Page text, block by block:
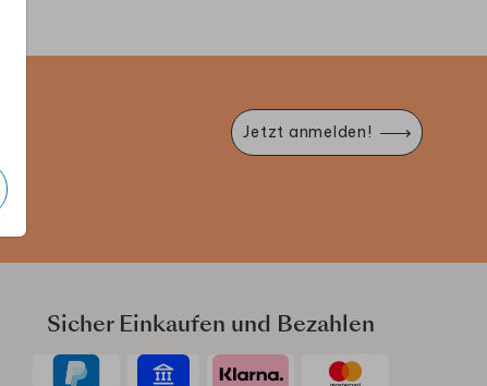
Jetzt anmelden!
Sicher Einkaufen und Bezahlen